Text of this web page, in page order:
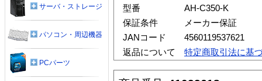
型番
AH-C350-K
保証条件
メーカー保証
JANコード
4560119537621
返品について
特定商取引法に基
サーバ・ストレージ
パソコン・周辺機器
PCパーツ